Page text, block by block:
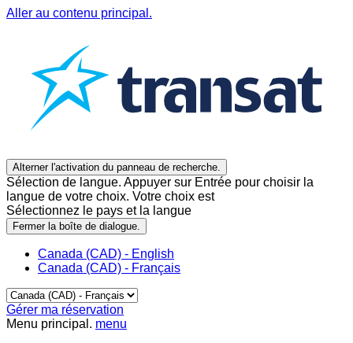
Aller au contenu principal.
Alterner l'activation du panneau de recherche.
Sélection de langue. Appuyer sur Entrée pour choisir la
langue de votre choix. Votre choix est
Sélectionnez le pays et la langue
Fermer la boîte de dialogue.
Canada (CAD) - English
Canada (CAD) - Français
Gérer ma réservation
Menu principal. menu